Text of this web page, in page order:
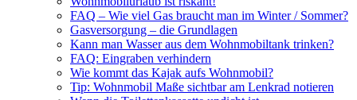
FAQ – Wie viel Gas braucht man im Winter / Sommer?
Gasversorgung – die Grundlagen
Kann man Wasser aus dem Wohnmobiltank trinken?
FAQ: Eingraben verhindern
Wie kommt das Kajak aufs Wohnmobil?
Tip: Wohnmobil Maße sichtbar am Lenkrad notieren